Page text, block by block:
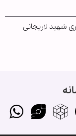
شهید لاریجانی